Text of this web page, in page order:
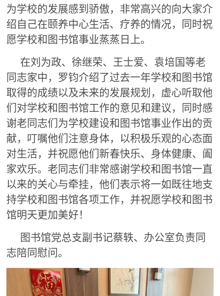
为学校的发展感到骄傲，非常高兴的向大家介
绍自己在颐养中心生活、疗养的情况，同时祝
愿学校和图书馆事业蒸蒸日上。
在刘为政、徐继荣、王士爱、袁培国等老
同志家中，罗钧介绍了过去一年学校和图书馆
取得的成绩以及未来的发展规划，虚心听取他
们对学校和图书馆工作的意见和建议，同时感
谢老同志们为学校建设和图书馆事业作出的贡
献，叮嘱他们注意身体，以积极乐观的心态面
对生活，并祝愿他们新春快乐、身体健康、阖
家欢乐。老同志们非常感谢学校和图书馆一直
以来的关心与牵挂，他们表示将一如既往地支
持学校和图书馆各项工作，并祝愿学校和图书
馆明天更加美好！
图书馆党总支副书记蔡轶、办公室负责同
志陪同慰问。